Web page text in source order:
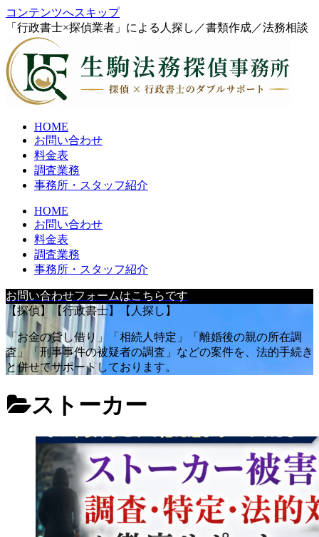
コンテンツへスキップ
「行政書士×探偵業者」による人探し／書類作成／法務相談
HOME
お問い合わせ
料金表
調査業務
事務所・スタッフ紹介
HOME
お問い合わせ
料金表
調査業務
事務所・スタッフ紹介
お問い合わせフォームはこちらです
【探偵】【行政書士】【人探し】
「お金の貸し借り」「相続人特定」「離婚後の親の所在調
査」「刑事事件の被疑者の調査」などの案件を、法的手続き
と併せてサポートしております。
ストーカー